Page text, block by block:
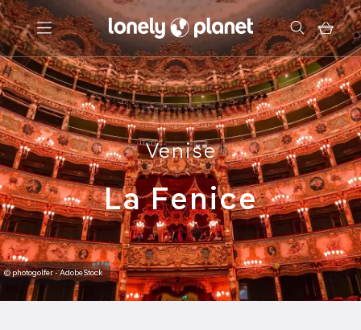
Menu
Votre recherche
Venise
La Fenice
© photogolfer - AdobeStock